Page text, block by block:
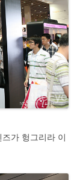
가 헝그리라 이